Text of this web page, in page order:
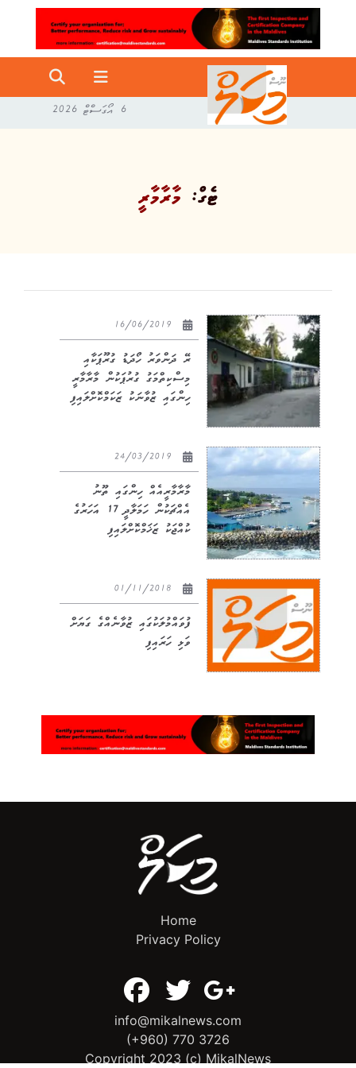
6 އޯގަސްޓް 2026
ޓެގް:މާރާމާރީ
ރޭ ދަންވަރު ހޯދަޑު ގުރޫޕަކާއި
މިސްކިތްމަގު ގުރުޕަކުން މާރާމާރީ
ހިންގައި ޒުވާނަކު ޒަކަމްކޮށްލައިފި
މާރާމާރީއެއް ހިންގައި ތޫނު
އެއްޗަކުން ހަމަލާދީ 17 އަހަރުގެ
ކުއްޖަކު ޒަޚަމްކޮށްލައިފި
ފުވައްމުލަކުގައި ޒުވާނެއްގެ ގަޔަށް
ވަޅި ހަރައިފި
info@mikalnews.com
(+960) 770 3726
Home
Privacy Policy
Copyright 2023 (c) MikalNews